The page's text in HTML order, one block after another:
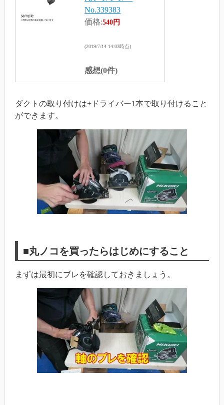
No.339383
価格:540円
(2019/7/14 14:03時点)
感想(0件)
ダクトの取り付けは+ドライバー1本で取り付けること
ができます。
■丸ノコを買ったらはじめにすること
まずは最初にブレを確認しておきましょう。